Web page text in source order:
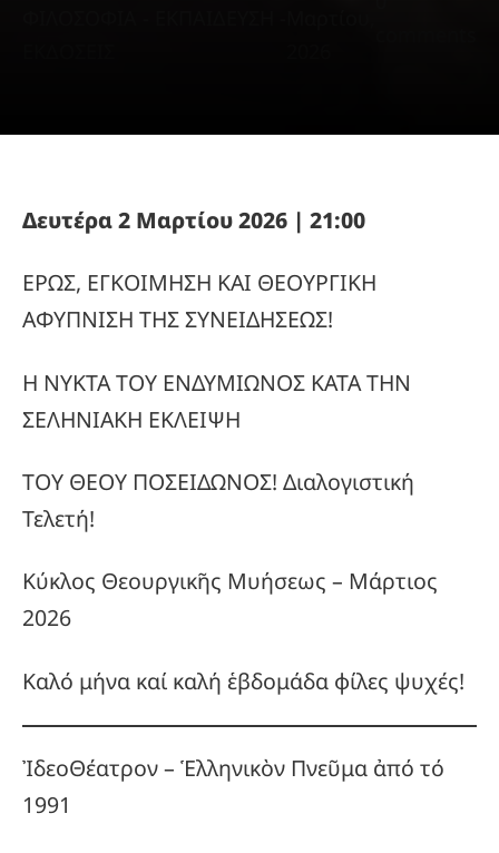
Δευτέρα 2 Μαρτίου 2026 | 21:00
ΕΡΩΣ, ΕΓΚΟΙΜΗΣΗ ΚΑΙ ΘΕΟΥΡΓΙΚΗ
ΑΦΥΠΝΙΣΗ ΤΗΣ ΣΥΝΕΙΔΗΣΕΩΣ!
Η ΝΥΚΤΑ ΤΟΥ ΕΝΔΥΜΙΩΝΟΣ ΚΑΤΑ ΤΗΝ
ΣΕΛΗΝΙΑΚΗ ΕΚΛΕΙΨΗ
ΤΟΥ ΘΕΟΥ ΠΟΣΕΙΔΩΝΟΣ! Διαλογιστική
Τελετή!
Κύκλος Θεουργικῆς Μυήσεως – Μάρτιος
2026
Καλό μήνα καί καλή ἑβδομάδα φίλες ψυχές!
ἸδεοΘέατρον – Ἑλληνικὸν Πνεῦμα ἀπό τό
1991